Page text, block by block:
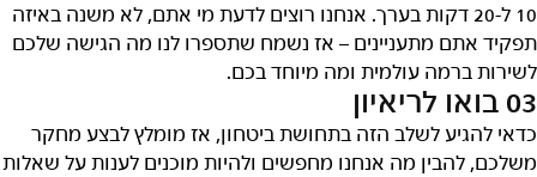
10 ל-20 דקות בערך. אנחנו רוצים לדעת מי אתם, לא משנה באיזה
תפקיד אתם מתעניינים – אז נשמח שתספרו לנו מה הגישה שלכם
לשירות ברמה עולמית ומה מיוחד בכם.
03 בואו לריאיון
כדאי להגיע לשלב הזה בתחושת ביטחון, אז מומלץ לבצע מחקר
משלכם, להבין מה אנחנו מחפשים ולהיות מוכנים לענות על שאלות